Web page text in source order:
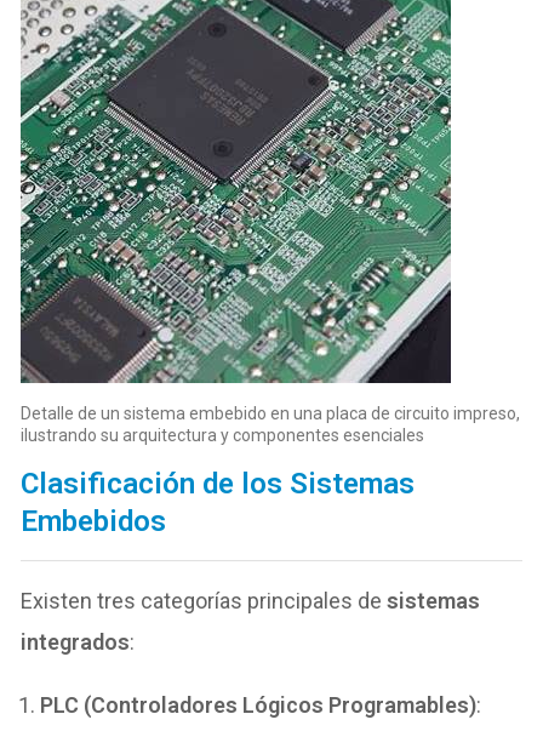
Detalle de un sistema embebido en una placa de circuito impreso,
ilustrando su arquitectura y componentes esenciales
Clasificación de los Sistemas
Embebidos
Existen tres categorías principales desistemas
integrados:
PLC (Controladores Lógicos Programables):